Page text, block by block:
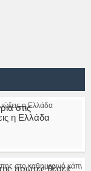
στις
η Ελλάδα
πρώτες θέσεις